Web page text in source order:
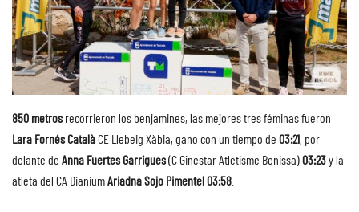
850 metrosrecorrieron los benjamines, las mejores tres féminas fueron
Lara Fornés CatalàCE Llebeig Xàbia, gano con un tiempo de 03:21, por
delante de Anna Fuertes Garrigues(C Ginestar Atletisme Benissa)03:23y la
atleta del CA DianiumAriadna Sojo Pimentel 03:58